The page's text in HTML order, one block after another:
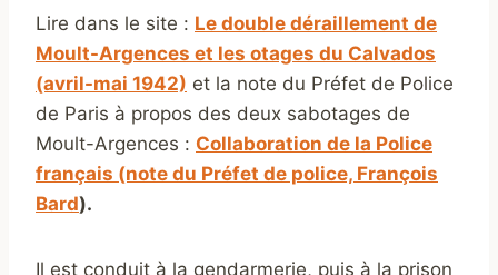
Lire dans le site : Le double déraillement de
Moult-Argences et les otages du Calvados
(avril-mai 1942) et la note du Préfet de Police
de Paris à propos des deux sabotages de
Moult-Argences : Collaboration de la Police
français (note du Préfet de police, François
Bard).
Il est conduit à la gendarmerie, puis à la prison